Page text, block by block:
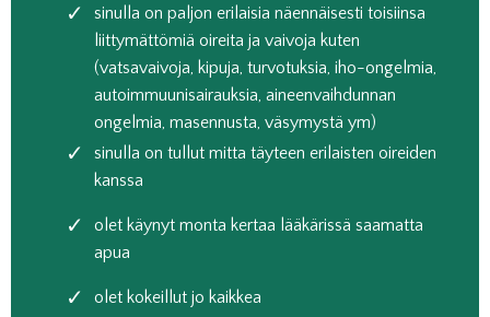
sinulla on paljon erilaisia näennäisesti toisiinsa
liittymättömiä oireita ja vaivoja kuten
(vatsavaivoja, kipuja, turvotuksia, iho-ongelmia,
autoimmuunisairauksia, aineenvaihdunnan
ongelmia, masennusta, väsymystä ym)
sinulla on tullut mitta täyteen erilaisten oireiden
kanssa
olet käynyt monta kertaa lääkärissä saamatta
apua
olet kokeillut jo kaikkea